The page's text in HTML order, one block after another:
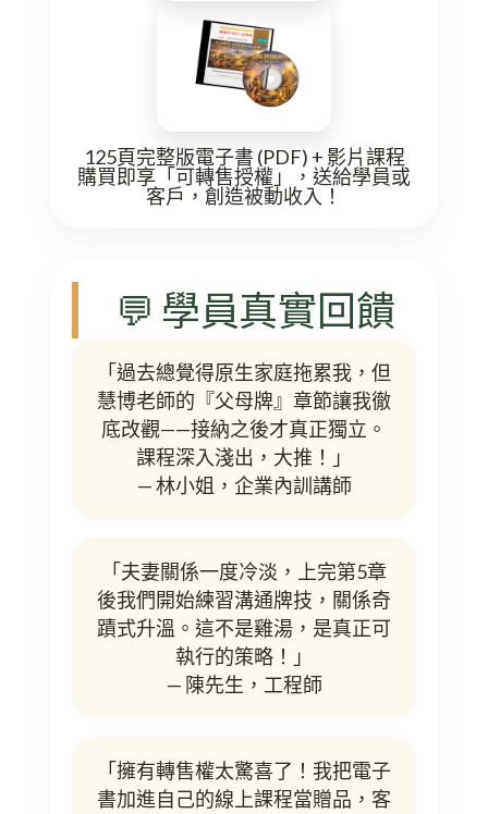
125頁完整版電子書 (PDF) + 影片課程
購買即享「可轉售授權」，送給學員或
客戶，創造被動收入！
💬 學員真實回饋
「過去總覺得原生家庭拖累我，但
慧博老師的『父母牌』章節讓我徹
底改觀——接納之後才真正獨立。
課程深入淺出，大推！」
— 林小姐，企業內訓講師
「夫妻關係一度冷淡，上完第5章
後我們開始練習溝通牌技，關係奇
蹟式升溫。這不是雞湯，是真正可
執行的策略！」
— 陳先生，工程師
「擁有轉售權太驚喜了！我把電子
書加進自己的線上課程當贈品，客